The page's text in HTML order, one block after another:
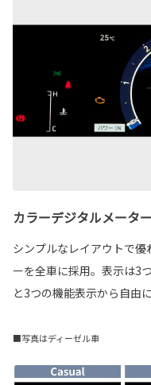
カラーデジタルメーター
シンプルなレイアウトで
ーを全車に採用。表示は3
と3つの機能表示から自由
■写真はディーゼル車